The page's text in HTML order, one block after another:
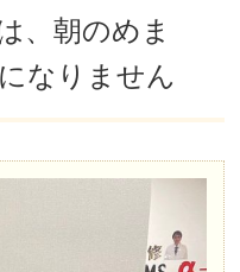
、朝のめま
なりません